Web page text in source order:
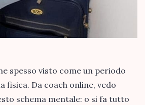
spesso visto come un periodo
fisica. Da coach online, vedo
schema mentale: o si fa tutto